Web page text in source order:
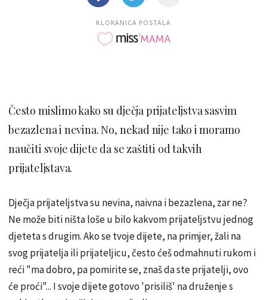
KLOKANICA POSTALA
Često mislimo kako su dječja prijateljstva sasvim
bezazlena i nevina. No, nekad nije tako i moramo
naučiti svoje dijete da se zaštiti od takvih
prijateljstava.
Dječja prijateljstva su nevina, naivna i bezazlena, zar ne?
Ne može biti ništa loše u bilo kakvom prijateljstvu jednog
djeteta s drugim. Ako se tvoje dijete, na primjer, žali na
svog prijatelja ili prijateljicu, često ćeš odmahnuti rukom i
reći "ma dobro, pa pomirite se, znaš da ste prijatelji, ovo
će proći"... I svoje dijete gotovo 'prisiliš' na druženje s